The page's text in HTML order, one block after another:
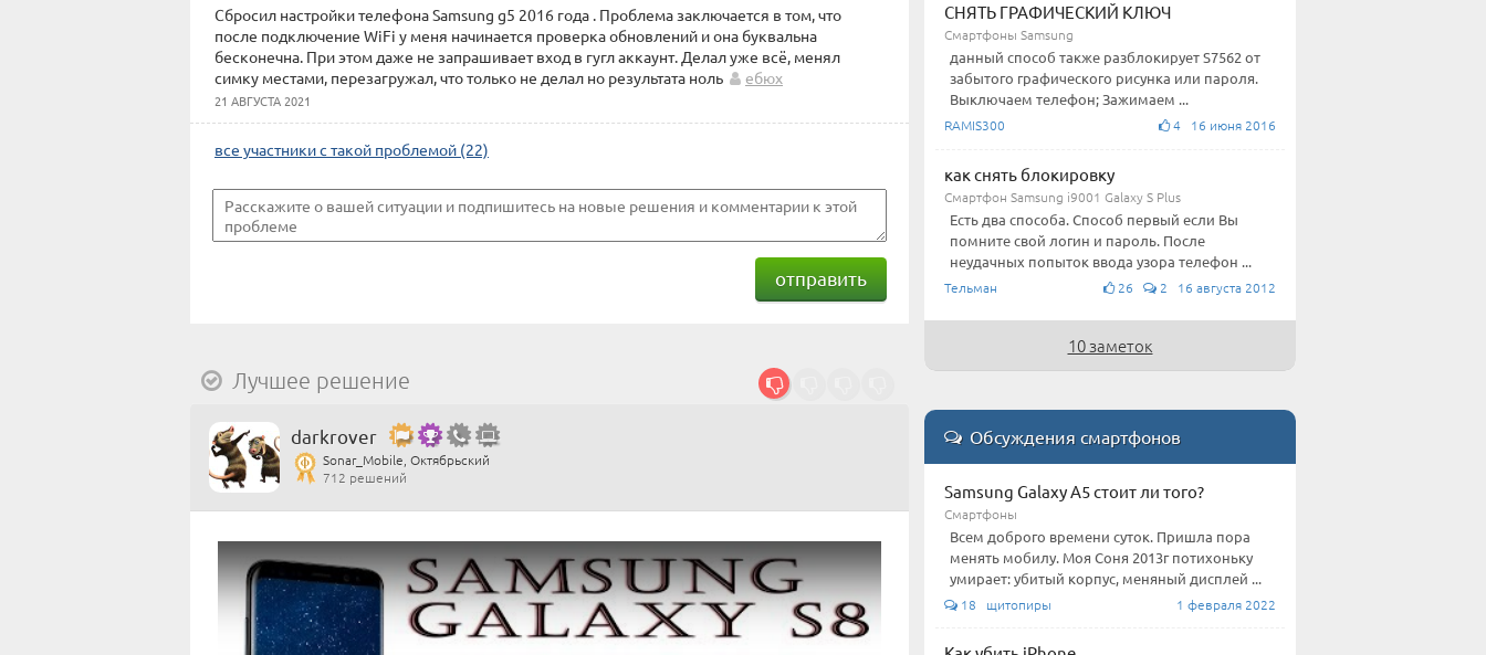
Сбросил настройки телефона Samsung g5 2016 года . Проблема заключается в том, что
после подключение WiFi у меня начинается проверка обновлений и она буквальна
бесконечна. При этом даже не запрашивает вход в гугл аккаунт. Делал уже всё, менял
симку местами, перезагружал, что только не делал но результата ноль
ебюх
21 АВГУСТА 2021
все участники с такой проблемой (22)
отправить
Лучшее решение
darkrover
Sonar_Mobile, Октябрьский
712 решений
СНЯТЬ ГРАФИЧЕСКИЙ КЛЮЧ
Смартфоны Samsung
данный способ также разблокирует S7562 от
забытого графического рисунка или пароля.
Выключаем телефон; Зажимаем ...
RAMIS300 4 16 июня 2016
как снять блокировку
Смартфон Samsung i9001 Galaxy S Plus
Есть два способа. Способ первый если Вы
помните свой логин и пароль. После
неудачных попыток ввода узора телефон ...
Тельман 26 2 16 августа 2012
10 заметок
Обсуждения смартфонов
Samsung Galaxy A5 стоит ли того?
Смартфоны
Всем доброго времени суток. Пришла пора
менять мобилу. Моя Соня 2013г потихоньку
умирает: убитый корпус, меняный дисплей ...
18 щитопиры 1 февраля 2022